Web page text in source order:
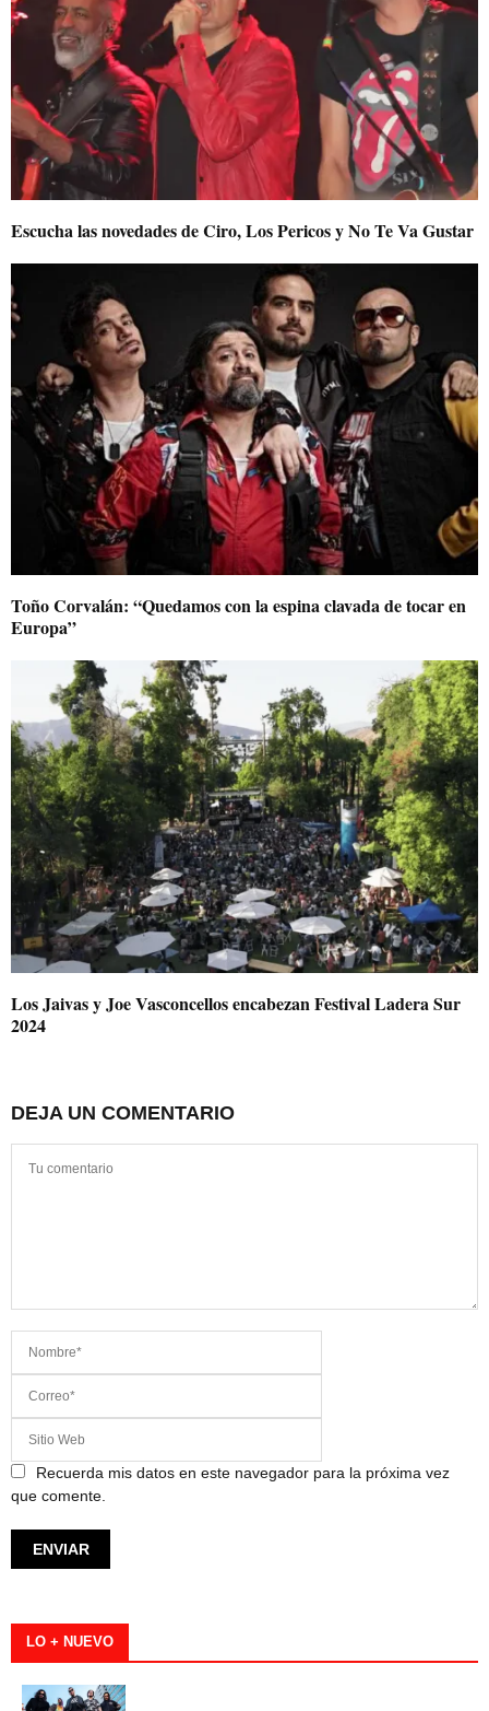
Escucha las novedades de Ciro, Los Pericos y No Te Va Gustar
Toño Corvalán: “Quedamos con la espina clavada de tocar en
Europa”
Los Jaivas y Joe Vasconcellos encabezan Festival Ladera Sur
2024
DEJA UN COMENTARIO
Recuerda mis datos en este navegador para la próxima vez
que comente.
LO + NUEVO